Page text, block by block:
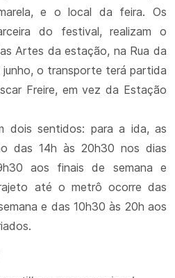
e o local da feira. Os
do festival, realizam o
Artes da estação, na Rua da
o transporte terá partida
Freire, em vez da Estação
dois sentidos: para a ida, as
das 14h às 20h30 nos dias
aos finais de semana e
até o metrô ocorre das
e das 10h30 às 20h aos